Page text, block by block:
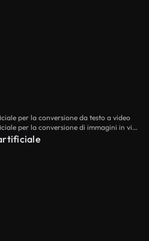
per la conversione da testo a video
Flussi di lavoro di intelligenza artificiale per la conversione di immagini in video